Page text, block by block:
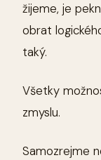
žijeme, je
obrat
taký.
Všetky
zmyslu.
Samozrejme